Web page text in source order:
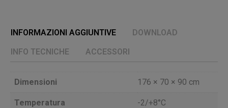
INFORMAZIONI AGGIUNTIVE
DOWNLOAD
INFO TECNICHE
ACCESSORI
Dimensioni 176 × 70 × 90 cm
Temperatura -2/+8°C